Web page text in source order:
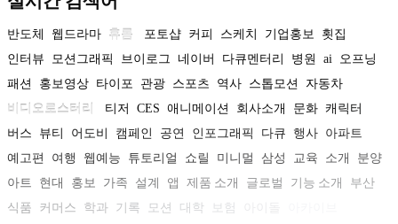
반도체 웹드라마 휴롬 포토샵 커피 스케치 기업홍보
횟집
인터뷰
모션그래픽 브이로그 네이버 다큐멘터리 병원 ai 오프닝
패션
홍보영상 타이포 관광 스포츠 역사 스톱모션
자동차
비디오로스터리
티저 CES 애니메이션 회사소개 문화 캐릭터
버스
뷰티 어도비 캠페인 공연 인포그래픽 다큐 행사 아파트
예고편
여행 웹예능 튜토리얼 쇼릴 미니멀 삼성 교육 소개
분양
아트
현대 홍보 가족 설계 앱 제품 소개 글로벌 기능 소개
부산
식품
커머스 학과 기록 모션 대학 보험